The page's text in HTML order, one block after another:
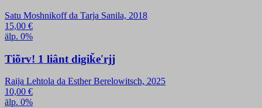
Satu Moshnikoff da Tarja Sanila, 2018
15,00 €
älp. 0%
Tiõrv! 1 liânt digiǩeʹrjj
Raija Lehtola da Esther Berelowitsch, 2025
10,00 €
älp. 0%